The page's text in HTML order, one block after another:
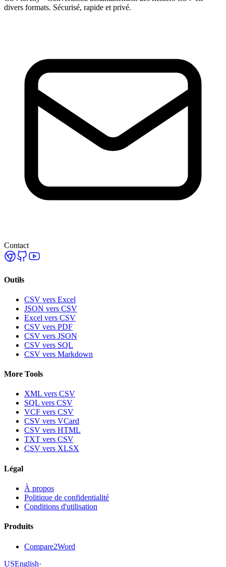
divers formats. Sécurisé, rapide et privé.
Contact
Outils
CSV vers Excel
JSON vers CSV
Excel vers CSV
CSV vers PDF
CSV vers JSON
CSV vers SQL
CSV vers Markdown
More Tools
XML vers CSV
SQL vers CSV
VCF vers CSV
CSV vers VCard
CSV vers HTML
TXT vers CSV
CSV vers XLSX
Légal
À propos
Politique de confidentialité
Conditions d'utilisation
Produits
Compare2Word
USEnglish·